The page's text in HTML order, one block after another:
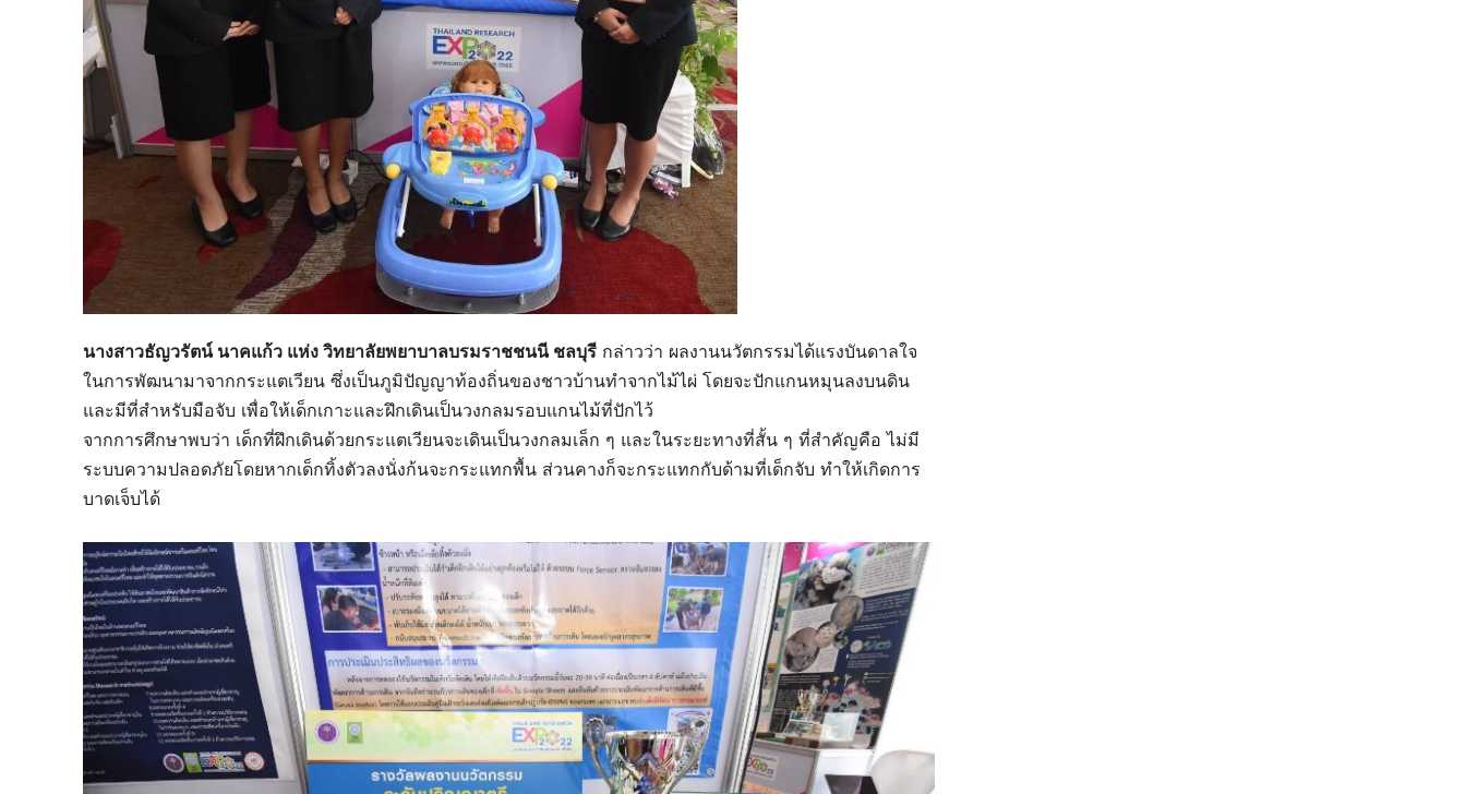
นางสาวธัญวรัตน์ นาคแก้ว แห่ง วิทยาลัยพยาบาลบรมราชชนนี ชลบุรี กล่าวว่า ผลงานนวัตกรรมได้แรงบันดาลใจ
ในการพัฒนามาจากกระแตเวียน ซึ่งเป็นภูมิปัญญาท้องถิ่นของชาวบ้านทำจากไม้ไผ่ โดยจะปักแกนหมุนลงบนดิน
และมีที่สำหรับมือจับ เพื่อให้เด็กเกาะและฝึกเดินเป็นวงกลมรอบแกนไม้ที่ปักไว้
จากการศึกษาพบว่า เด็กที่ฝึกเดินด้วยกระแตเวียนจะเดินเป็นวงกลมเล็ก ๆ และในระยะทางที่สั้น ๆ ที่สำคัญคือ ไม่มี
ระบบความปลอดภัยโดยหากเด็กทิ้งตัวลงนั่งก้นจะกระแทกพื้น ส่วนคางก็จะกระแทกกับด้ามที่เด็กจับ ทำให้เกิดการ
บาดเจ็บได้